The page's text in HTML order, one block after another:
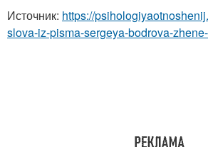
Источник: https://
slova-iz-pisma-sergeya-bodrova-